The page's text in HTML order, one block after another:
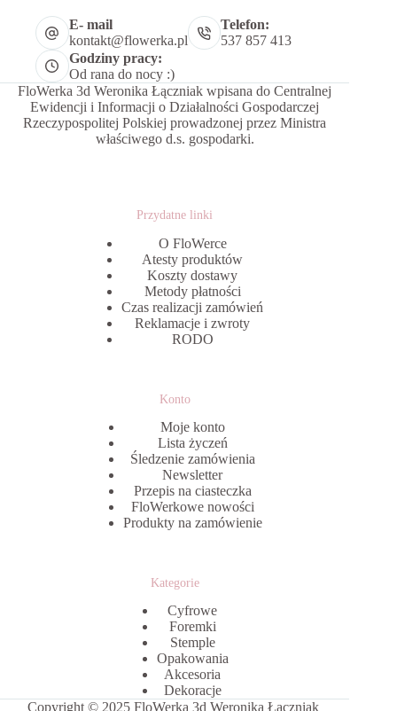
E- mail
kontakt@flowerka.pl
Telefon:
537 857 413
Godziny pracy:
Od rana do nocy :)
FloWerka 3d Weronika Łączniak wpisana do Centralnej
Ewidencji i Informacji o Działalności Gospodarczej
Rzeczypospolitej Polskiej prowadzonej przez Ministra
właściwego d.s. gospodarki.
Przydatne linki
O FloWerce
Atesty produktów
Koszty dostawy
Metody płatności
Czas realizacji zamówień
Reklamacje i zwroty
RODO
Konto
Moje konto
Lista życzeń
Śledzenie zamówienia
Newsletter
Przepis na ciasteczka
FloWerkowe nowości
Produkty na zamówienie
Kategorie
Cyfrowe
Foremki
Stemple
Opakowania
Akcesoria
Dekoracje
Copyright © 2025 FloWerka 3d Weronika Łączniak